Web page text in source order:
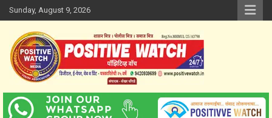
Skip
to
content
Sunday, August 9, 2026
Positive Watch
www.positivewatch.in